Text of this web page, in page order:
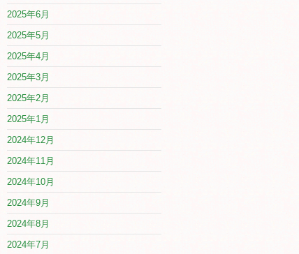
2025年6月
2025年5月
2025年4月
2025年3月
2025年2月
2025年1月
2024年12月
2024年11月
2024年10月
2024年9月
2024年8月
2024年7月